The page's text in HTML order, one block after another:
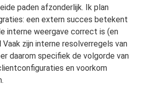
paden afzonderlijk. Ik plan
een extern succes betekent
interne weergave correct is (en
Vaak zijn interne resolverregels van
daarom specifiek de volgorde van
en voorkom